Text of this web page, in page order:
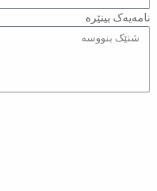
نامەیەک بینێرە